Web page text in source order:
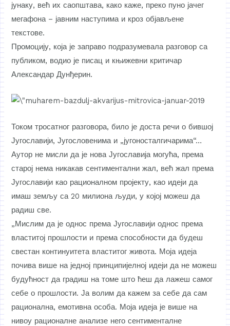
јунаку, већ их саопштава, како каже, преко пуно јачег
мегафона – јавним наступима и кроз објављене
текстове.
Промоцију, која је заправо подразумевала разговор са
публиком, водио је писац и књижевни критичар
Александар Дунђерин.
Током тросатног разговора, било је доста речи о бившој
Југославији, Југословенима и „југоносталгичарима“…
Аутор не мисли да је нова Југославија могућа, према
старој нема никакав сентиментални жал, већ жал према
Југославији као рационалном пројекту, као идеји да
имаш земљу са 20 милиона људи, у којој можеш да
радиш све.
„Мислим да је однос према Југославији однос према
властитој прошлости и према способности да будеш
свестан континуитета властитог живота. Моја идеја
почива више на једној принципијелној идеји да не можеш
будућност да градиш на томе што ћеш да лажеш самог
себе о прошлости. Ја волим да кажем за себе да сам
рационална, емотивна особа. Моја идеја је више на
нивоу рационалне анализе него сентименталне